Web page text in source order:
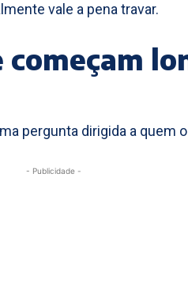
vale a pena travar.
pergunta dirigida a quem
- Publicidade -